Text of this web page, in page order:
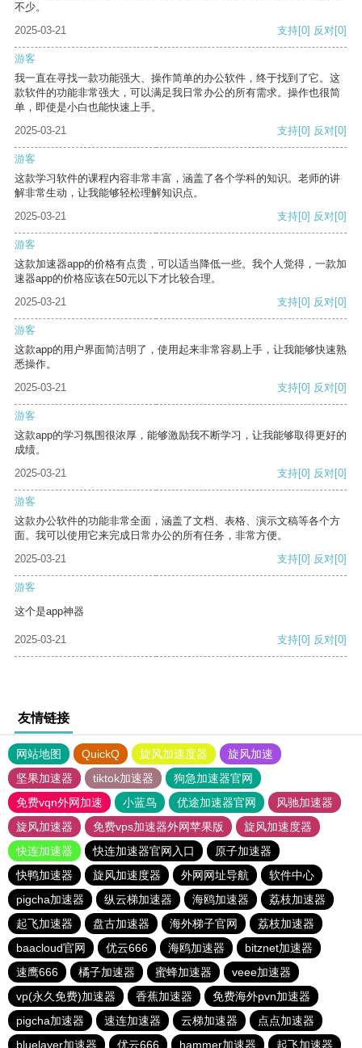
不少。
2025-03-21
支持[0] 反对[0]
游客
我一直在寻找一款功能强大、操作简单的办公软件，终于找到了它。这
款软件的功能非常强大，可以满足我日常办公的所有需求。操作也很简
单，即使是小白也能快速上手。
2025-03-21
支持[0] 反对[0]
游客
这款学习软件的课程内容非常丰富，涵盖了各个学科的知识。老师的讲
解非常生动，让我能够轻松理解知识点。
2025-03-21
支持[0] 反对[0]
游客
这款加速器app的价格有点贵，可以适当降低一些。我个人觉得，一款加
速器app的价格应该在50元以下才比较合理。
2025-03-21
支持[0] 反对[0]
游客
这款app的用户界面简洁明了，使用起来非常容易上手，让我能够快速熟
悉操作。
2025-03-21
支持[0] 反对[0]
游客
这款app的学习氛围很浓厚，能够激励我不断学习，让我能够取得更好的
成绩。
2025-03-21
支持[0] 反对[0]
游客
这款办公软件的功能非常全面，涵盖了文档、表格、演示文稿等各个方
面。我可以使用它来完成日常办公的所有任务，非常方便。
2025-03-21
支持[0] 反对[0]
游客
这个是app神器
2025-03-21 支持[0] 反对[0]
友情链接
网站地图 QuickQ 旋风加速度器
旋风加速
坚果加速器
tiktok加速器
狗急加速器官网
免费vqn外网加速
小蓝鸟 优途加速器官网
风驰加速器
旋风加速器
免费vps加速器外网苹果版
旋风加速度器
快连加速器
快连加速器官网入口
原子加速器
快鸭加速器
旋风加速度器 外网网址导航
软件中心
pigcha加速器
纵云梯加速器 海鸥加速器
荔枝加速器
起飞加速器
盘古加速器 海外梯子官网
荔枝加速器
baacloud官网
优云666 海鸥加速器
bitznet加速器
速鹰666
橘子加速器 蜜蜂加速器
veee加速器
vp(永久免费)加速器
香蕉加速器
免费海外pvn加速器
pigcha加速器
速连加速器 云梯加速器
点点加速器
bluelayer加速器
优云666 hammer加速器 起飞加速器